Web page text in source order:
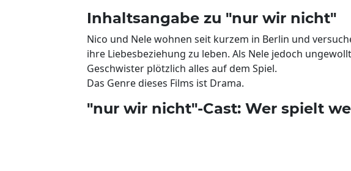
Inhaltsangabe zu "nur wir nicht"
Nico und Nele wohnen seit kurzem in Berlin und
ihre Liebesbeziehung zu leben. Als Nele jedoch
Geschwister plötzlich alles auf dem Spiel.
Das Genre dieses Films ist Drama.
"nur wir nicht"-Cast: Wer spielt